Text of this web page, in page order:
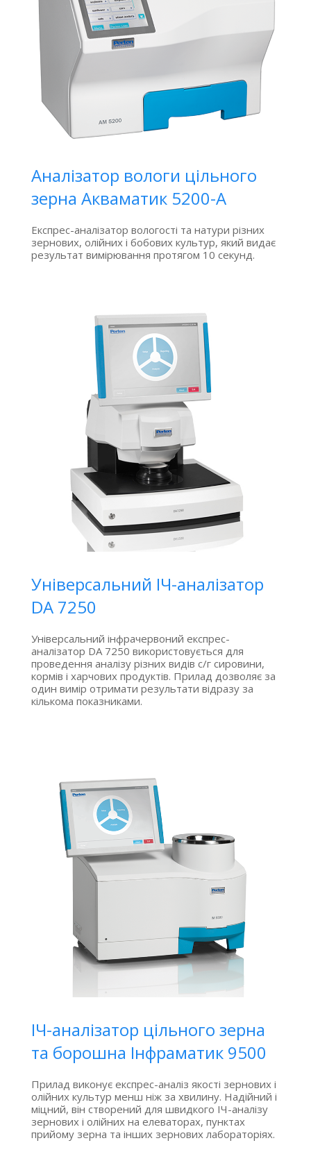
Аналізатор вологи цільного
зерна Акваматик 5200-A
Експрес-аналізатор вологості та натури різних
зернових, олійних і бобових культур, який видає
результат вимірювання протягом 10 секунд.
Універсальний ІЧ-аналізатор
DA 7250
Універсальний інфрачервоний експрес-
аналізатор DA 7250 використовується для
проведення аналізу різних видів с/г сировини,
кормів і харчових продуктів. Прилад дозволяє за
один вимір отримати результати відразу за
кількома показниками.
ІЧ-аналізатор цільного зерна
та борошна Інфраматик 9500
Прилад виконує експрес-аналіз якості зернових і
олійних культур менш ніж за хвилину. Надійний і
міцний, він створений для швидкого ІЧ-аналізу
зернових і олійних на елеваторах, пунктах
прийому зерна та інших зернових лабораторіях.